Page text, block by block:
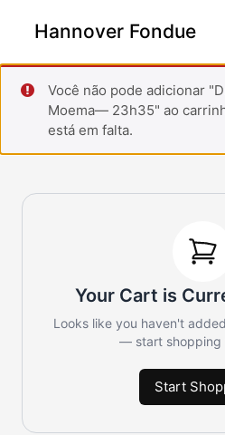
Hannover Fondue
Você não pode adicionar
Moema— 23h35" ao
está em falta.
Your Cart is
Looks like you haven't
— start shopping
Start